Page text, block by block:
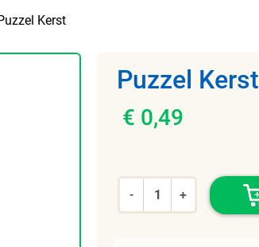
Kerst
Puzzel Kerst
€ 0,49
- +